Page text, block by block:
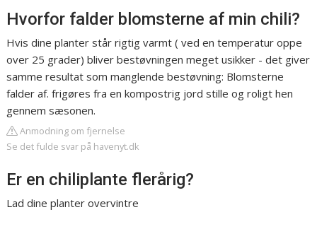
Hvorfor falder blomsterne af min chili?
Hvis dine planter står rigtig varmt ( ved en temperatur oppe
over 25 grader) bliver bestøvningen meget usikker - det giver
samme resultat som manglende bestøvning: Blomsterne
falder af. frigøres fra en kompostrig jord stille og roligt hen
gennem sæsonen.
Anmodning om fjernelse
Se det fulde svar på havenyt.dk
Er en chiliplante flerårig?
Lad dine planter overvintre